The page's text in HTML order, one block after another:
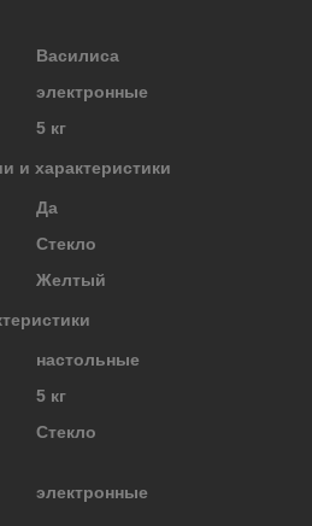
Василиса
электронные
5 кг
и характеристики
Да
Стекло
Желтый
настольные
5 кг
Стекло
электронные